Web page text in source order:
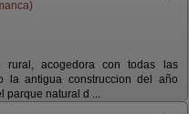
rural, acogedora con todas las
la antigua construccion del año
parque natural d ...